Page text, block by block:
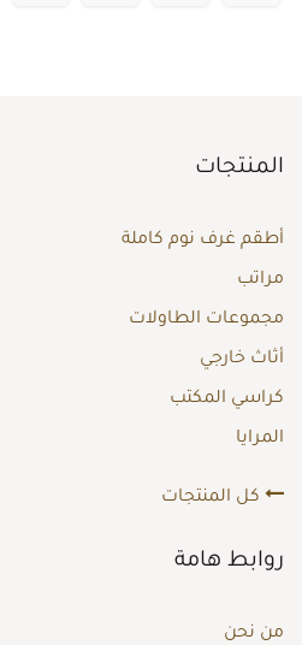
المنتجات
أطقم غرف نوم كاملة
مراتب
مجموعات الطاولات
أثاث خارجي
كراسي المكتب
المرايا
كل المنتجات
روابط هامة
من نحن